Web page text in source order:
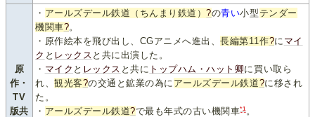
原
作・
TV
版共
・ アールズデール鉄道（ちんまり鉄道）?の青い小型 テンダー
機関車?。
・原作絵本を飛び出し、CGアニメへ進出、長編第11作?に マイ
ク と レックス と共に出演した。
・ マイク と レックス と共に トップハム・ハット卿に買い取ら
れ、観光客?の交通と鉱業の為に アールズデール鉄道?に移され
た。
・ アールズデール鉄道?で最も年式の古い機関車*1。